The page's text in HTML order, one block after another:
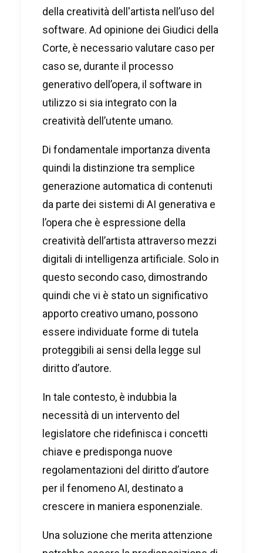
della creatività dell'artista nell’uso del
software. Ad opinione dei Giudici della
Corte, è necessario valutare caso per
caso se, durante il processo
generativo dell’opera, il software in
utilizzo si sia integrato con la
creatività dell’utente umano.
Di fondamentale importanza diventa
quindi la distinzione tra semplice
generazione automatica di contenuti
da parte dei sistemi di AI generativa e
l’opera che è espressione della
creatività dell’artista attraverso mezzi
digitali di intelligenza artificiale. Solo in
questo secondo caso, dimostrando
quindi che vi è stato un significativo
apporto creativo umano, possono
essere individuate forme di tutela
proteggibili ai sensi della legge sul
diritto d’autore.
In tale contesto, è indubbia la
necessità di un intervento del
legislatore che ridefinisca i concetti
chiave e predisponga nuove
regolamentazioni del diritto d’autore
per il fenomeno AI, destinato a
crescere in maniera esponenziale.
Una soluzione che merita attenzione